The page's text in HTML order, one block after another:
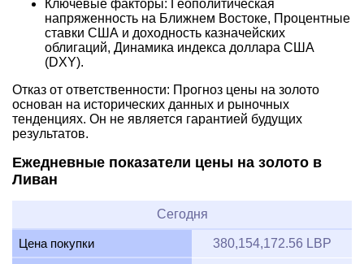
Ключевые факторы: Геополитическая
напряженность на Ближнем Востоке, Процентные
ставки США и доходность казначейских
облигаций, Динамика индекса доллара США
(DXY).
Отказ от ответственности: Прогноз цены на золото
основан на исторических данных и рыночных
тенденциях. Он не является гарантией будущих
результатов.
Ежедневные показатели цены на золото в
Ливан
Сегодня
Цена покупки 380,154,172.56 LBP